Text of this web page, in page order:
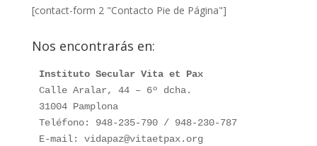
[contact-form 2 "Contacto Pie de Página"]
Nos encontrarás en:
Instituto Secular Vita et Pax
Calle Aralar, 44 – 6º dcha.
31004 Pamplona
Teléfono: 948-235-790 / 948-230-787
E-mail: vidapaz@vitaetpax.org